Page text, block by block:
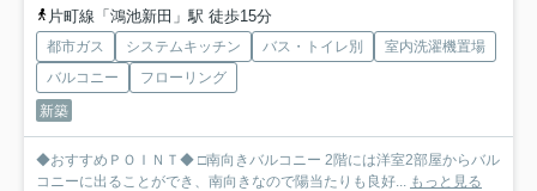
片町線「鴻池新田」駅 徒歩15分
都市ガス システムキッチン バス・トイレ別
室内洗濯機置場
バルコニー
フローリング
新築
◆おすすめＰＯＩＮＴ◆ □南向きバルコニー 2階には洋室2部屋からバル
コニーに出ることができ、南向きなので陽当たりも良好...
もっと見る